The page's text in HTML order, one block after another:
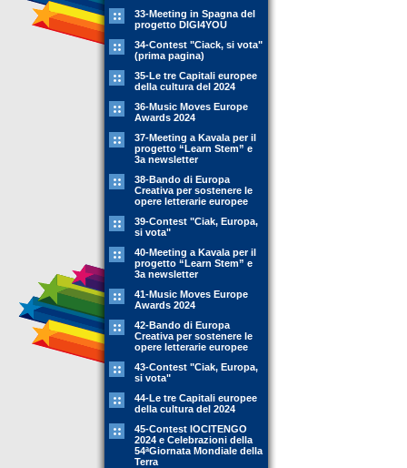
33-Meeting in Spagna del
progetto DIGI4YOU
34-Contest "Ciack, si vota"
(prima pagina)
35-Le tre Capitali europee
della cultura del 2024
36-Music Moves Europe
Awards 2024
37-Meeting a Kavala per il
progetto “Learn Stem” e
3a newsletter
38-Bando di Europa
Creativa per sostenere le
opere letterarie europee
39-Contest "Ciak, Europa,
si vota"
40-Meeting a Kavala per il
progetto “Learn Stem” e
3a newsletter
41-Music Moves Europe
Awards 2024
42-Bando di Europa
Creativa per sostenere le
opere letterarie europee
43-Contest "Ciak, Europa,
si vota"
44-Le tre Capitali europee
della cultura del 2024
45-Contest IOCITENGO
2024 e Celebrazioni della
54ªGiornata Mondiale della
Terra